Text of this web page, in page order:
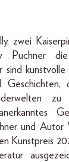
zwei
Puchner
sind
und
Kunstpreis